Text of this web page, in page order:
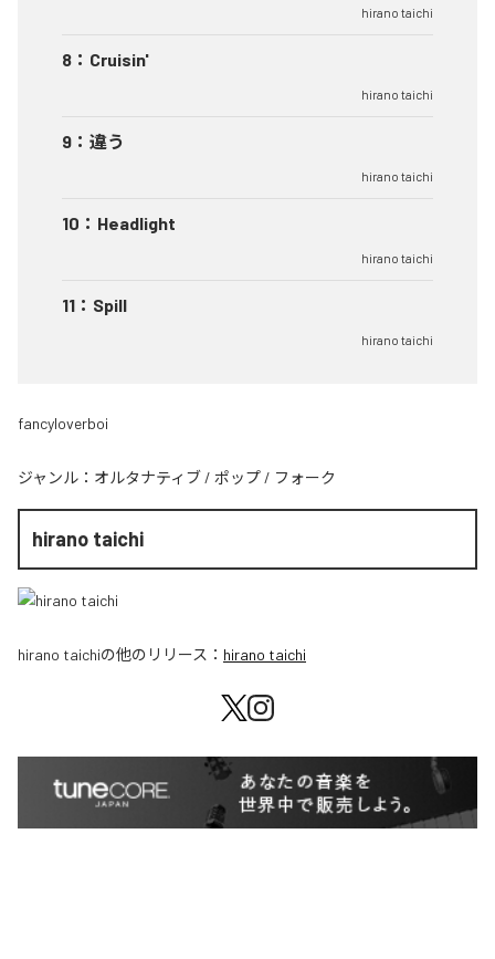
hirano taichi
8 ： Cruisin'
hirano taichi
9 ： 違う
hirano taichi
10 ： Headlight
hirano taichi
11 ： Spill
hirano taichi
fancyloverboi
ジャンル： オルタナティブ / ポップ / フォーク
hirano taichi
hirano taichiの他のリリース： hirano taichi